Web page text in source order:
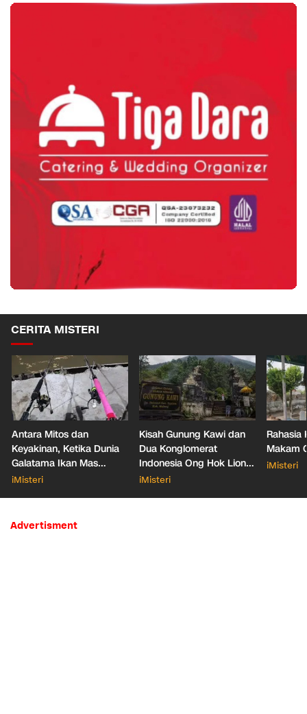
CERITA MISTERI
Antara Mitos dan
Keyakinan, Ketika Dunia
Galatama Ikan Mas
Bersentuhan dengan Hal
iMisteri
Kisah Gunung Kawi dan
Dua Konglomerat
Indonesia Ong Hok Liong
hingga Liem Sioe Liong
iMisteri
Rahasia
Makam
iMisteri
Advertisment